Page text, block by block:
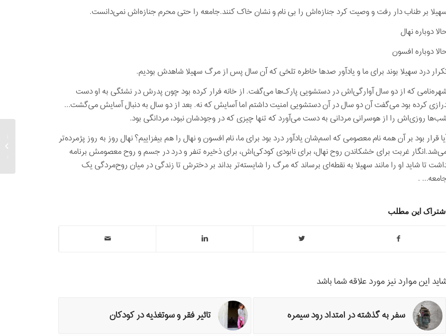
بر طناب دار رفت و وصیت کرد جنازه‌اش را بی نام و نشان خاک کنند.جامعه را حتی محرم جنازه‌اش نمی‌دانست.
دوباره نهال
دوباره افسون
درد سهیلا بوند برای ما و یادآور صدها خاطره تلخی که آن سال پس از مرگ سهیلا شاهدش بودیم.
که از دو سال آوارگی‌اش در دستشویی پارک‌ها می‌گفت. از خانه فرار کرده بود چون پدرش در نشئگی به او دست
کرده بود می‌گفت آن دو سال در آن دستشویی امنیت داشتم اما آسایش که نه. بعد از دو سال به دنبال آسایش می‌گشت…
روزی‌اش را از هوسرانی مردانی به دست می‌آورد که تنها چیزی که در وجودشان نبود، مردانگی بود.
قرار بود بر آن همه نام معصومی که اسم‌شان یادآور درد بود برای ما، نام افسون و نهال را هم بیفزاییم؟ نهال روز به روز پژمرده‌تر
غربت برای خشکاندن روح نهال، برای نابودی کودکی‌اش، برای ذخیره تنفر و درد در جسم و روح معصومش برنامه
تا شاید او را مانند سهیلا به نقطه‌ای برساند که مرگ را شایسته‌تر بداند بر دخترش تا زندگی در میان روح‌مردگی یک
.
این مطلب
این موارد نیز مورد علاقه شما باشد
تاثیر فقر و سوتغذیه در کودکان سفر به گذشته در امتداد رود سيمره